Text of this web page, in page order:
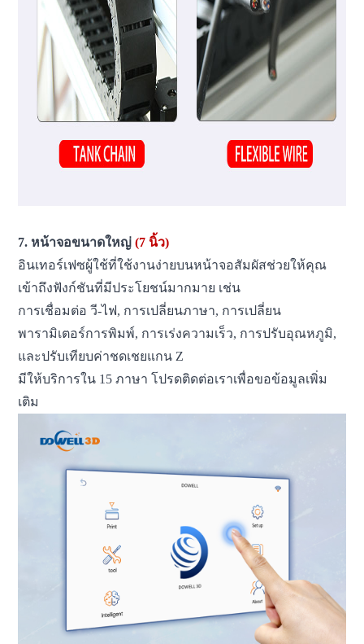
7. หน้าจอขนาดใหญ่(7 นิ้ว)
อินเทอร์เฟซผู้ใช้ที่ใช้งานง่ายบนหน้าจอสัมผัสช่วยให้คุณ
เข้าถึงฟังก์ชันที่มีประโยชน์มากมาย เช่น
การเชื่อมต่อ วี-ไฟ, การเปลี่ยนภาษา, การเปลี่ยน
พารามิเตอร์การพิมพ์, การเร่งความเร็ว, การปรับอุณหภูมิ,
และปรับเทียบค่าชดเชยแกน Z
มีให้บริการใน 15 ภาษา โปรดติดต่อเราเพื่อขอข้อมูลเพิ่ม
เติม